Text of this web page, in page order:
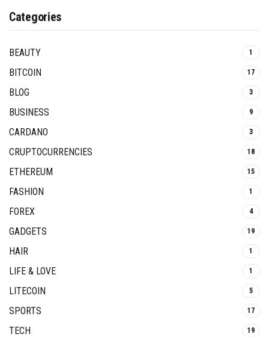
Categories
BEAUTY 1
BITCOIN 17
BLOG 3
BUSINESS 9
CARDANO 3
CRUPTOCURRENCIES 18
ETHEREUM 15
FASHION 1
FOREX 4
GADGETS 19
HAIR 1
LIFE & LOVE 1
LITECOIN 5
SPORTS 17
TECH 19